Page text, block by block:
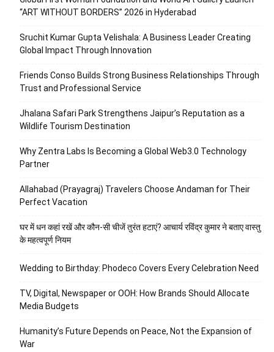
“ART WITHOUT BORDERS” 2026 in Hyderabad
Sruchit Kumar Gupta Velishala: A Business Leader Creating
Global Impact Through Innovation
Friends Conso Builds Strong Business Relationships Through
Trust and Professional Service
Jhalana Safari Park Strengthens Jaipur’s Reputation as a
Wildlife Tourism Destination
Why Zentra Labs Is Becoming a Global Web3.0 Technology
Partner
Allahabad (Prayagraj) Travelers Choose Andaman for Their
Perfect Vacation
घर में धन कहां रखें और कौन-सी चीजें तुरंत हटाएं? आचार्य रविंद्र कुमार ने बताए वास्तु
के महत्वपूर्ण नियम
Wedding to Birthday: Phodeco Covers Every Celebration Need
TV, Digital, Newspaper or OOH: How Brands Should Allocate
Media Budgets
Humanity’s Future Depends on Peace, Not the Expansion of
War